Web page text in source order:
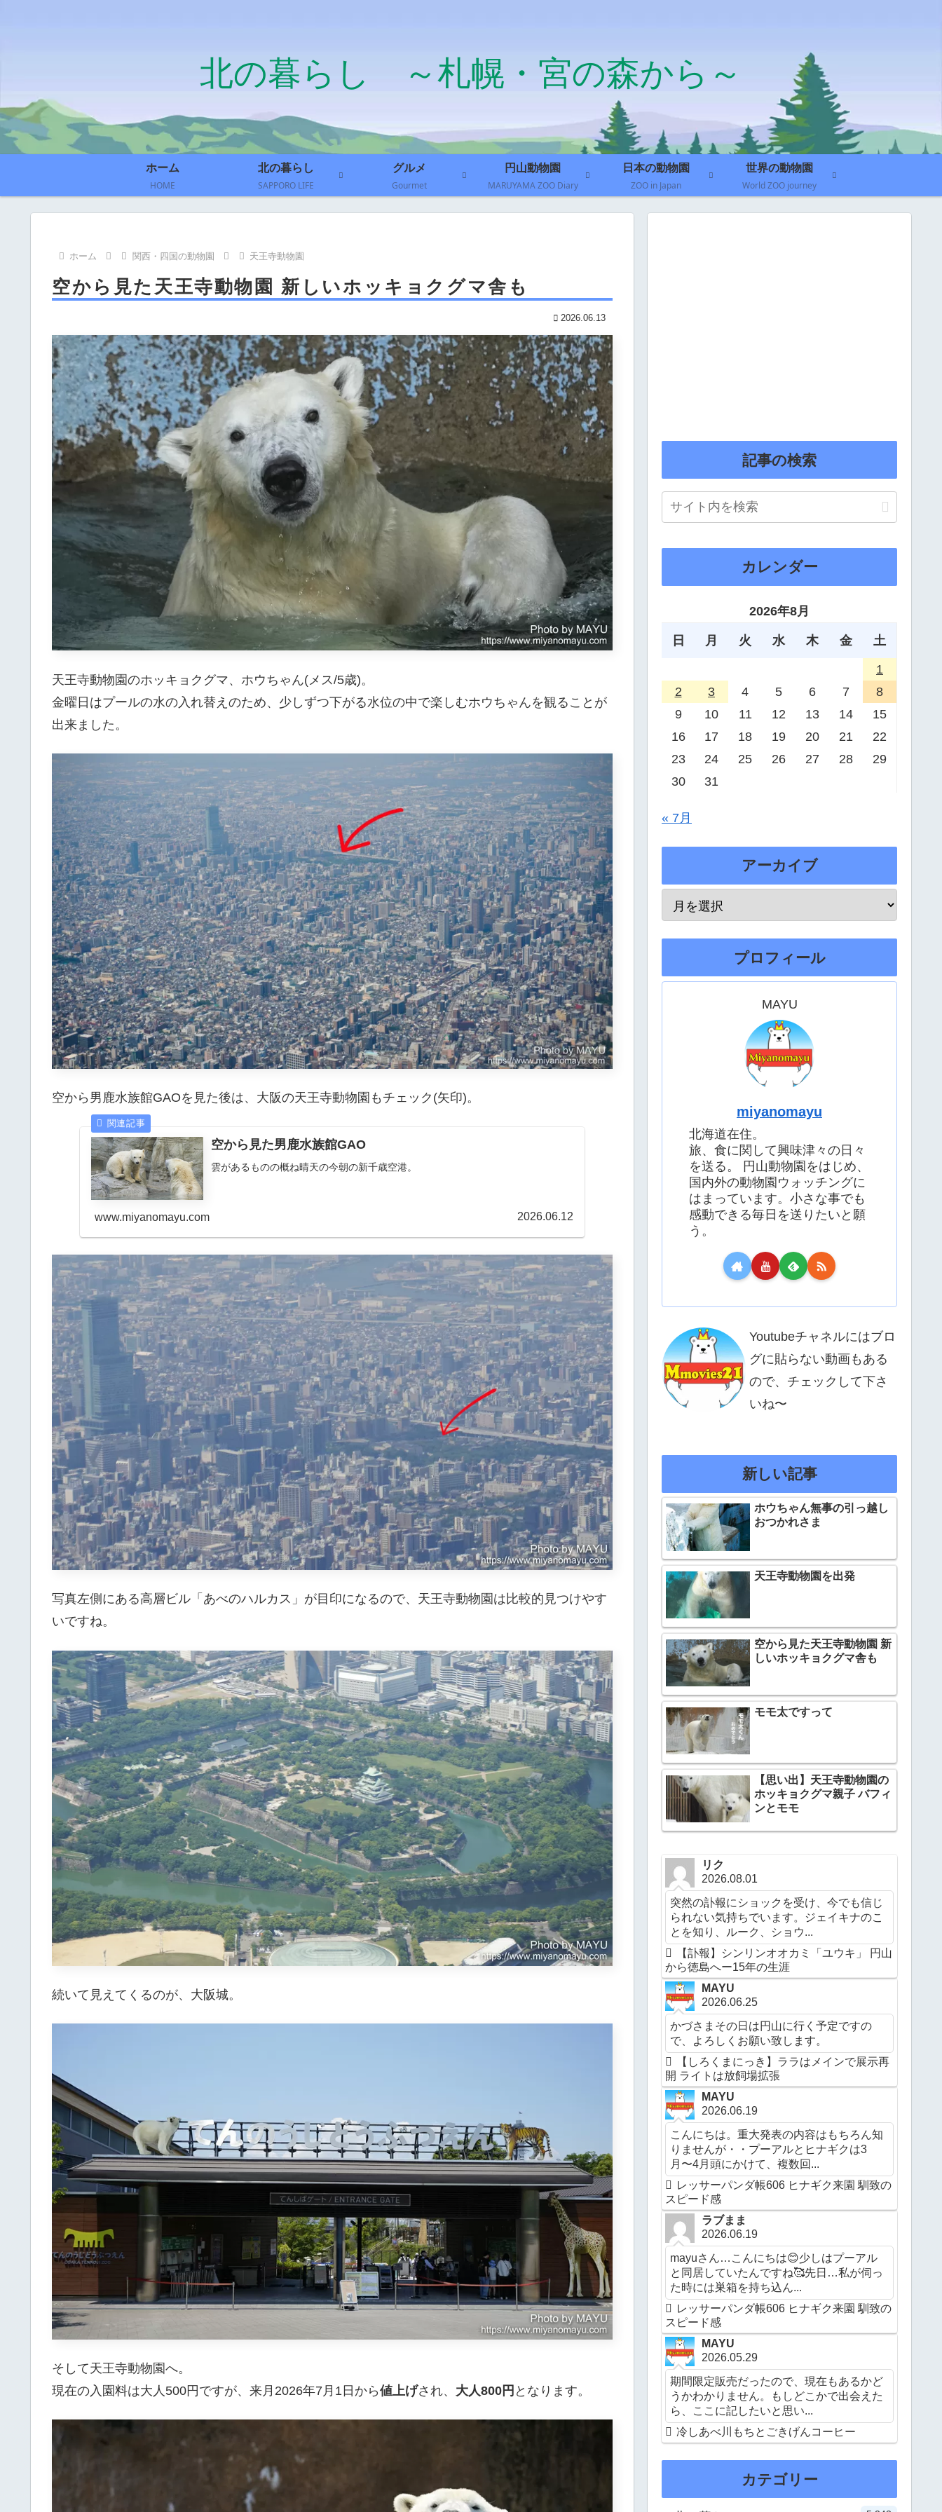
北の暮らし ～札幌・宮の森から～
ホーム
HOME
北の暮らし
SAPPORO LIFE
グルメ
Gourmet
円山動物園
MARUYAMA ZOO Diary
日本の動物園
ZOO in Japan
世界の動物園
World ZOO journey
ホーム 関西・四国の動物園 天王寺動物園
空から見た天王寺動物園 新しいホッキョクグマ舎も
2026.06.13
天王寺動物園のホッキョクグマ、ホウちゃん(メス/5歳)。
金曜日はプールの水の入れ替えのため、少しずつ下がる水位の中で楽しむホウちゃんを観ることが
出来ました。
空から男鹿水族館GAOを見た後は、大阪の天王寺動物園もチェック(矢印)。
空から見た男鹿水族館GAO
雲があるものの概ね晴天の今朝の新千歳空港。
www.miyanomayu.com 2026.06.12
写真左側にある高層ビル「あべのハルカス」が目印になるので、天王寺動物園は比較的見つけやす
いですね。
続いて見えてくるのが、大阪城。
そして天王寺動物園へ。
現在の入園料は大人500円ですが、来月2026年7月1日から値上げされ、 大人800円 となります。
記事の検索
カレンダー
2026年8月
日 月 火 水 木 金 土
1
2
3 4 5 6 7
8
9
10 11 12 13 14
15
16
17 18 19 20 21
22
23
24 25 26 27 28
29
30
31
« 7月
アーカイブ
プロフィール
MAYU
miyanomayu
北海道在住。
旅、食に関して興味津々の日々
を送る。 円山動物園をはじめ、
国内外の動物園ウォッチングに
はまっています。小さな事でも
感動できる毎日を送りたいと願
う。
Youtubeチャネルにはブロ
グに貼らない動画もある
ので、チェックして下さ
いね〜
新しい記事
ホウちゃん無事の引っ越し
おつかれさま
天王寺動物園を出発
空から見た天王寺動物園 新
しいホッキョクグマ舎も
モモ太ですって
【思い出】天王寺動物園の
ホッキョクグマ親子 バフィ
ンとモモ
リク
2026.08.01
突然の訃報にショックを受け、今でも信じ
られない気持ちでいます。ジェイキナのこ
とを知り、ルーク、ショウ...
【訃報】シンリンオオカミ「ユウキ」 円山
から徳島へー15年の生涯
MAYU
2026.06.25
かづさまその日は円山に行く予定ですの
で、よろしくお願い致します。
【しろくまにっき】ララはメインで展示再
開 ライトは放飼場拡張
MAYU
2026.06.19
こんにちは。重大発表の内容はもちろん知
りませんが・・プーアルとヒナギクは3
月〜4月頭にかけて、複数回...
レッサーパンダ帳606 ヒナギク来園 馴致の
スピード感
ラブまま
2026.06.19
mayuさん…こんにちは😊少しはプーアル
と同居していたんですね🥰先日…私が伺っ
た時には巣箱を持ち込ん...
レッサーパンダ帳606 ヒナギク来園 馴致の
スピード感
MAYU
2026.05.29
期間限定販売だったので、現在もあるかど
うかわかりません。もしどこかで出会えた
ら、ここに記したいと思い...
冷しあべ川もちとごきげんコーヒー
カテゴリー